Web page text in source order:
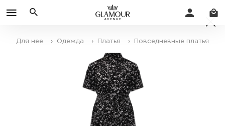
Для нее › Одежда › Платья › Повседневные платья